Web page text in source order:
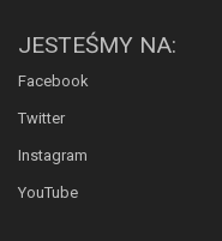
JESTEŚMY NA:
Facebook
Twitter
Instagram
YouTube